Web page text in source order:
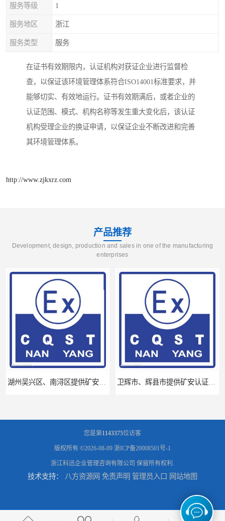
服务等级 1
服务地区 浙江
服务类型 服务
在证书有效期限内，认证机构对获证企业进行监督检
查，以保证该环境管理体系符合ISO14001标准要求，并
能够切实、有效地运行。证书有效期满后，或者企业的
认证范围、模式、机构名称等发生重大变化后，该认证
机构受理企业的换证申请，以保证企业不断改进和完善
其环境管理体系。
http://www.zjkxrz.com
产品推荐
Development, design, production and sales in one of the manufacturing
enterprises
湖州吴兴区、南浔区提供矿安认证专业技术服务值得信赖的咨询专家 卫辉市、辉县市提供矿安认证专业技术服务值得信赖的咨询专家
河南省南阳提供矿安认证专业技术服务值得信赖的咨询专家 河南省永城市、民权县、睢县提供矿安认证专业技术服务值得信赖的咨询专家
您是第1143375位访客
版权所有 ©2026-08-09 浙ICP备20008501号-1
浙江科迅企业管理咨询有限公司 保留所有权利.
技术支持： 八方资源网 免责声明 管理员入口 网站地图